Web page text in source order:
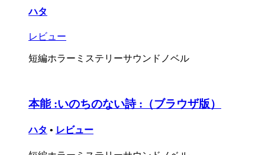
ハタ
レビュー
短編ホラーミステリーサウンドノベル
本能 :いのちのない詩 :（ブラウザ版）
ハタ • レビュー